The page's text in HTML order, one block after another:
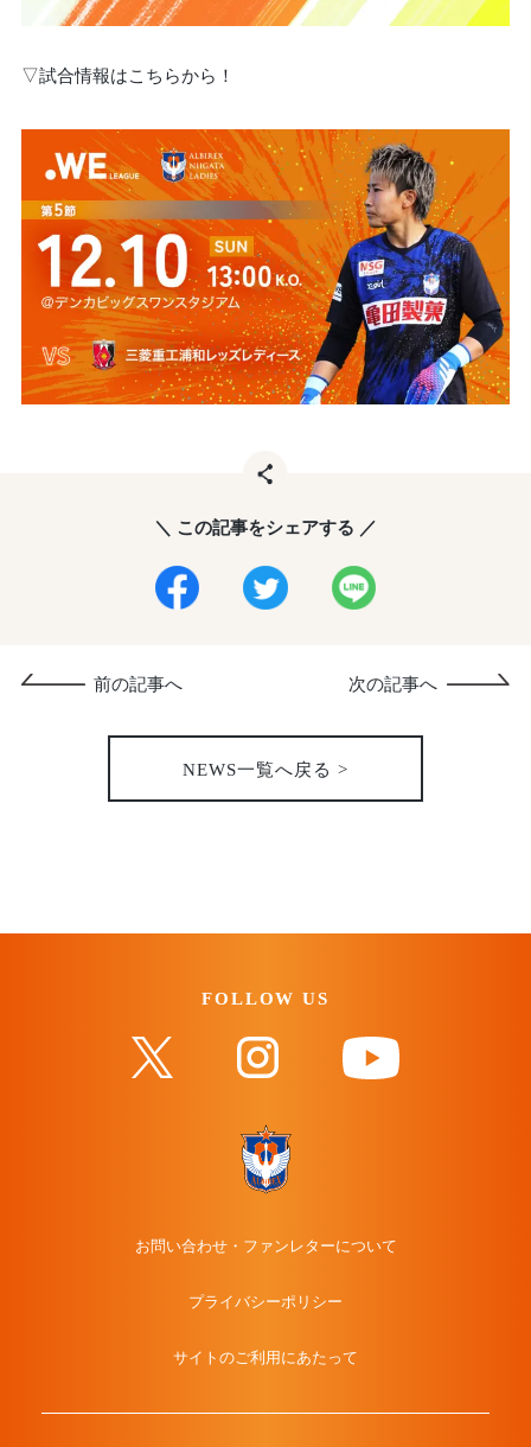
▽試合情報はこちらから！
＼ この記事をシェアする ／
NEWS一覧へ戻る >
前の記事へ 次の記事へ
FOLLOW US
お問い合わせ・ファンレターについて
プライバシーポリシー
サイトのご利用にあたって